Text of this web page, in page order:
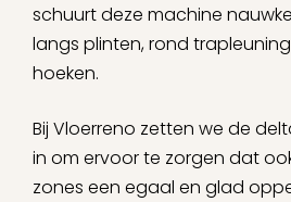
schuurt deze machine
langs plinten, rond
hoeken.
Bij Vloerreno zetten we de
in om ervoor te zorgen dat
zones een egaal en glad